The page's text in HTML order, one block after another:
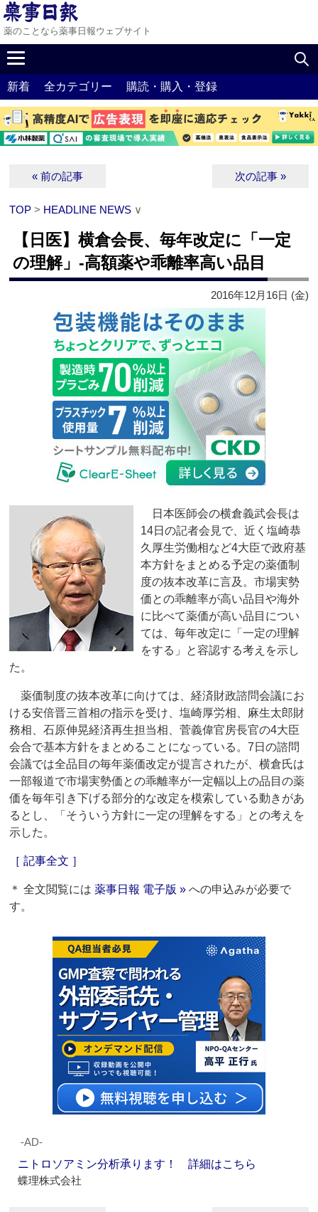
薬のことなら薬事日報ウェブサイト
新着 全カテゴリー 購読・購入・登録
« 前の記事 次の記事 »
TOP > HEADLINE NEWS ∨
【日医】横倉会長、毎年改定に「一定
の理解」‐高額薬や乖離率高い品目
2016年12月16日 (金)
日本医師会の横倉義武会長は
14日の記者会見で、近く塩崎恭
久厚生労働相など4大臣で政府基
本方針をまとめる予定の薬価制
度の抜本改革に言及。市場実勢
価との乖離率が高い品目や海外
に比べて薬価が高い品目につい
ては、毎年改定に「一定の理解
をする」と容認する考えを示し
た。
薬価制度の抜本改革に向けては、経済財政諮問会議にお
ける安倍晋三首相の指示を受け、塩崎厚労相、麻生太郎財
務相、石原伸晃経済再生担当相、菅義偉官房長官の4大臣
会合で基本方針をまとめることになっている。7日の諮問
会議では全品目の毎年薬価改定が提言されたが、横倉氏は
一部報道で市場実勢価との乖離率が一定幅以上の品目の薬
価を毎年引き下げる部分的な改定を模索している動きがあ
るとし、「そういう方針に一定の理解をする」との考えを
示した。
［ 記事全文 ］
＊ 全文閲覧には薬事日報 電子版 » への申込みが必要で
す。
‐AD‐
ニトロソアミン分析承ります！ 詳細はこちら
蝶理株式会社